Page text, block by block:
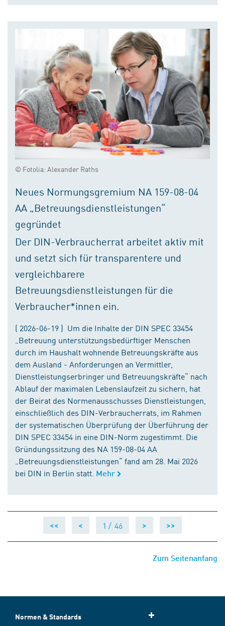
© Fotolia: Alexander Raths
Neues Normungsgremium NA 159-08-04
AA „Betreuungsdienstleistungen“
gegründet
Der DIN-Verbraucherrat arbeitet aktiv mit
und setzt sich für transparentere und
vergleichbarere
Betreuungsdienstleistungen für die
Verbraucher*innen ein.
( 2026-06-19 ) Um die Inhalte der DIN SPEC 33454
„Betreuung unterstützungsbedürftiger Menschen
durch im Haushalt wohnende Betreuungskräfte aus
dem Ausland - Anforderungen an Vermittler,
Dienstleistungserbringer und Betreuungskräfte“ nach
Ablauf der maximalen Lebenslaufzeit zu sichern, hat
der Beirat des Normenausschusses Dienstleistungen,
einschließlich des DIN-Verbraucherrats, im Rahmen
der systematischen Überprüfung der Überführung der
DIN SPEC 33454 in eine DIN-Norm zugestimmt. Die
Gründungssitzung des NA 159-08-04 AA
„Betreuungsdienstleistungen“ fand am 28. Mai 2026
bei DIN in Berlin statt. Mehr
<< < 1 / 46 > >>
Zum Seitenanfang
Normen & Standards